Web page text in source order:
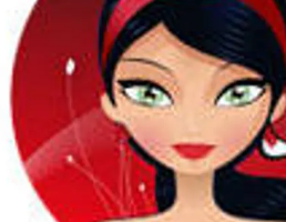
ติดตามสนุกโซเชียลได้ที่